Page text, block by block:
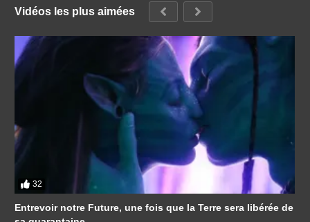
Vidéos les plus aimées
32
Entrevoir notre Future, une fois que la Terre sera libérée de